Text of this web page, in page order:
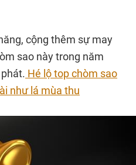
cộng thêm sự may
sao này trong năm
Hé lộ top chòm sao
như lá mùa thu